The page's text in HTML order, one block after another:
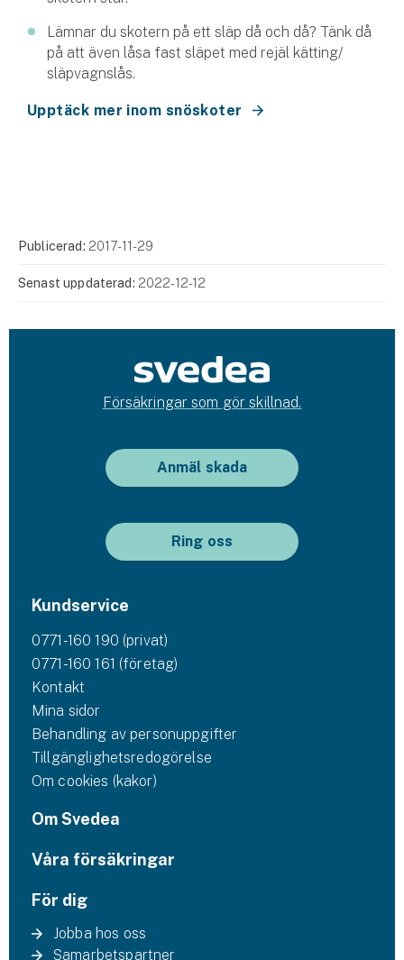
Lämnar du skotern på ett släp då och då? Tänk då
på att även låsa fast släpet med rejäl kätting/
släpvagnslås.
Upptäck mer inom snöskoter
Publicerad: 2017-11-29
Senast uppdaterad: 2022-12-12
Försäkringar som gör skillnad.
Anmäl skada
Ring oss
Kundservice
0771-160 190 (privat)
0771-160 161 (företag)
Kontakt
Mina sidor
Behandling av personuppgifter
Tillgänglighetsredogörelse
Om cookies (kakor)
Om Svedea
Våra försäkringar
För dig
Jobba hos oss
Samarbetspartner